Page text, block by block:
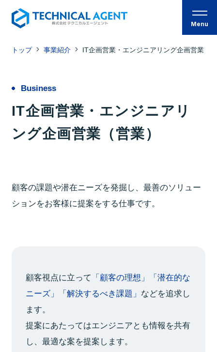
Menu
トップページ
私たちについて
代表インタビュー
Culture
私たちの文化 -座談会-
Jobs
エンジニアリングソリューション部
IT企画営業・エンジニアリング企画営業
クラウドソリューション部
福岡システム開発部
トップ 事業紹介 IT企画営業・エンジニアリング企画営業
Business
IT企画営業・エンジニアリ
ング企画営業（営業）
顧客の課題や潜在ニーズを発掘し、最善のソリュー
ションをお客様に提案をする仕事です。
顧客視点に立って 「顧客の理想」「潜在的な
ニーズ」「解決するべき課題」 などを追求し
ます。
提案にあたってはエンジニアとも情報を共有
し、最適な案を提案します。